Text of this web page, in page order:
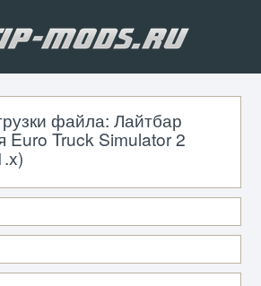
файла: Лайтбар
Euro Truck Simulator 2